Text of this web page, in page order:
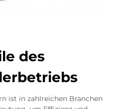
des
ist in zahlreichen Branchen